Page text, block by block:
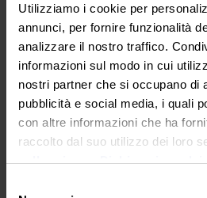
Utilizziamo i cookie per
annunci, per fornire funzionalità
analizzare il nostro traffico.
informazioni sul modo in cui
nostri partner che si occupano di
pubblicità e social media, i quali
con altre informazioni che ha
raccolto dal suo utilizzo dei loro
sulla privacy. Dichiarazione dei
Puoi usufruire del bonus
“La Buona Scuola” per
Master nel settore
all’Università eCampus.